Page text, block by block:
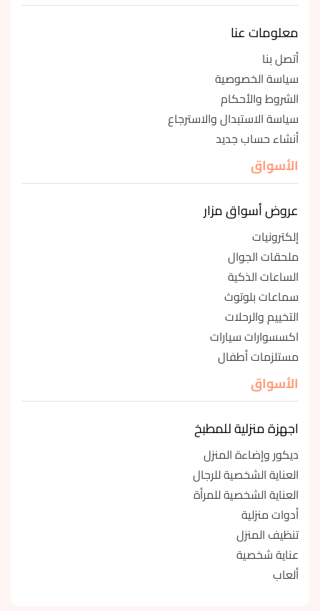
معلومات عنا
أتصل بنا
سياسة الخصوصية
الشروط والأحكام
سياسة الاستبدال والاسترجاع
أنشاء حساب جديد
الأسواق
عروض أسواق مزار
إلكترونيات
ملحقات الجوال
الساعات الذكية
سماعات بلوتوث
التخييم والرحلات
اكسسوارات سيارات
مستلزمات أطفال
الأسواق
اجهزة منزلية للمطبخ
ديكور وإضاءة المنزل
العناية الشخصية للرجال
العناية الشخصية للمرأة
أدوات منزلية
تنظيف المنزل
عناية شخصية
ألعاب